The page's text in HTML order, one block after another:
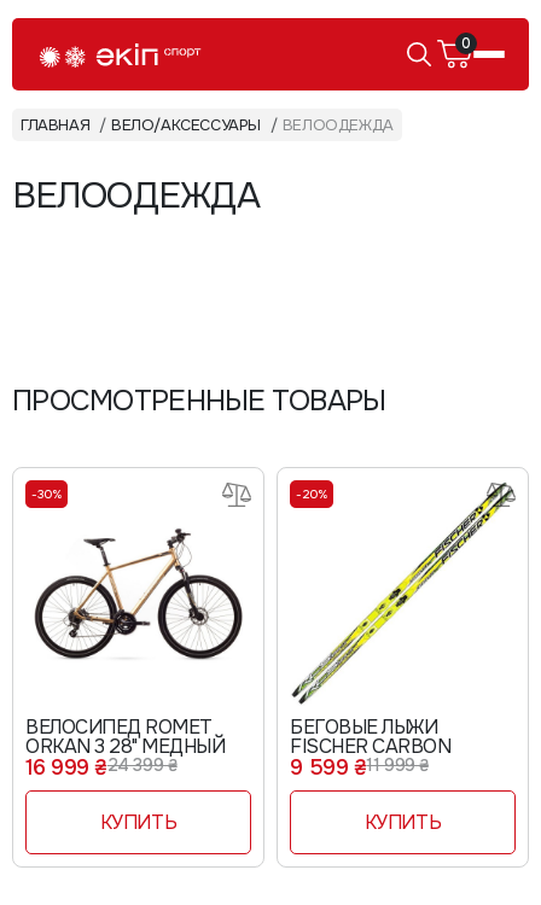
0
ГЛАВНАЯ ВЕЛО/АКСЕССУАРЫ ВЕЛООДЕЖДА
ВЕЛООДЕЖДА
ПРОСМОТРЕННЫЕ ТОВАРЫ
-30%
ВЕЛОСИПЕД ROMET
ORKAN 3 28" МЕДНЫЙ
16 999 ₴24 399 ₴
КУПИТЬ
-20%
БЕГОВЫЕ ЛЫЖИ
FISCHER CARBON
9 599 ₴11 999 ₴
КУПИТЬ